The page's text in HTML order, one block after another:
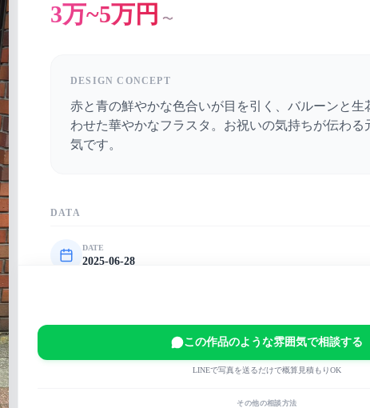
3万~5万円 〜
DESIGN CONCEPT
赤と青の鮮やかな色合いが目を引く、バルーンと生
わせた華やかなフラスタ。お祝いの気持ちが伝わる
気です。
DATA
DATE
2025-06-28
Yumi Wakatsuki Birthday Event 2025
この作品のような雰囲気で相談する
LINEで写真を送るだけで概算見積もりOK
その他の相談方法